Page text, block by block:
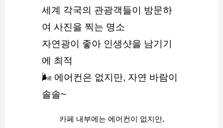
세계 각국의 관광객들이 방문하
여 사진을 찍는 명소
자연광이 좋아 인생샷을 남기기
에 최적
🌬 에어컨은 없지만, 자연 바람이
솔솔~
카페 내부에는 에어컨이 없지만,